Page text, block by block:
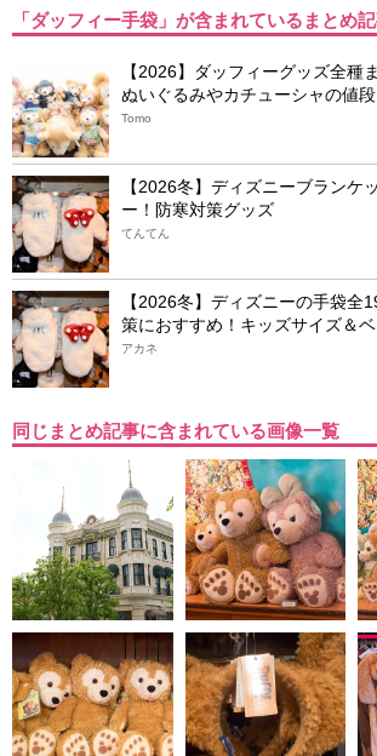
「ダッフィー手袋」が含まれているまとめ
【2026】ダッフィーグッズ全種
ぬいぐるみやカチューシャの値段
Tomo
【2026冬】ディズニーブランケ
ー！防寒対策グッズ
てんてん
【2026冬】ディズニーの手袋全
策におすすめ！キッズサイズ＆ベ
アカネ
同じまとめ記事に含まれている画像一覧